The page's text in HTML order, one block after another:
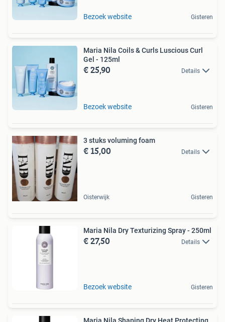
Bezoek website Gisteren
Maria Nila Coils & Curls Luscious Curl
Gel - 125ml
€ 25,90 Details
Bezoek website Gisteren
3 stuks voluming foam
€ 15,00 Details
Oisterwijk Gisteren
Maria Nila Dry Texturizing Spray - 250ml
€ 27,50 Details
Bezoek website Gisteren